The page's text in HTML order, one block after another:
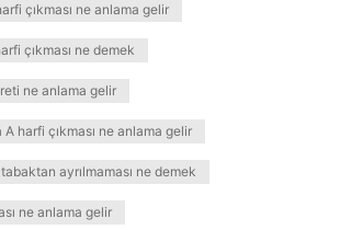
çıkması ne anlama gelir
çıkması ne demek
ne anlama gelir
harfi çıkması ne anlama gelir
ayrılmaması ne demek
ne anlama gelir